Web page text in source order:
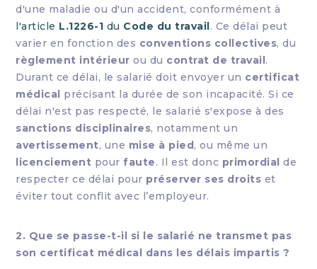
d'une maladie ou d'un accident, conformément à
l'article L.1226-1 du Code du travail. Ce délai peut
varier en fonction des conventions collectives, du
règlement intérieur ou du contrat de travail.
Durant ce délai, le salarié doit envoyer un certificat
médical précisant la durée de son incapacité. Si ce
délai n'est pas respecté, le salarié s'expose à des
sanctions disciplinaires, notamment un
avertissement, une mise à pied, ou même un
licenciement pour faute. Il est donc primordial de
respecter ce délai pour préserver ses droits et
éviter tout conflit avec l’employeur.
2. Que se passe-t-il si le salarié ne transmet pas
son certificat médical dans les délais impartis ?